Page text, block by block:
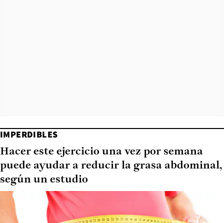
IMPERDIBLES
Hacer este ejercicio una vez por semana
puede ayudar a reducir la grasa abdominal,
según un estudio